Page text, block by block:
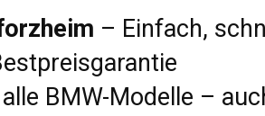
– Einfach,
BMW-Modelle –